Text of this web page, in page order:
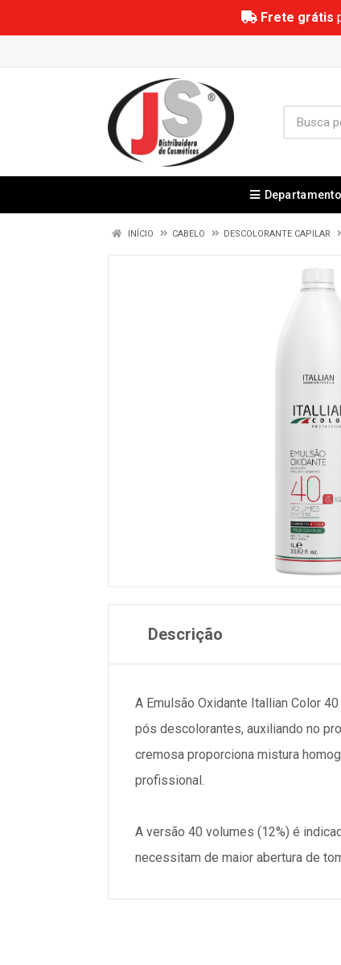
Frete grátis
INÍCIO CABELO DESCOLORANTE CAPILAR
Descrição
A Emulsão Oxidante Itallian Color
pós descolorantes, auxiliando no
cremosa proporciona mistura
profissional.
A versão 40 volumes (12%) é
necessitam de maior abertura de